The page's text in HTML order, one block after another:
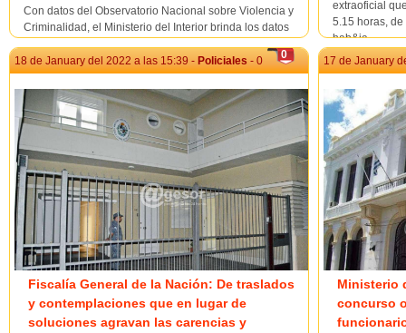
Con datos del Observatorio Nacional sobre Violencia y
Criminalidad, el Ministerio del Interior brinda los datos
doméstica y abigeatos entre el 1° de enero y el 31 de
diciembre del año pasado. El ministro del Interior, Luis
Alberto Heber, presentó las ci...
extraoficial
5.15 horas,
hab&ia...
0
18 de January del 2022 a las 15:39 - Policiales - 0
Fiscalía General de la Nación: De traslados
y contemplaciones que en lugar de
soluciones agravan las carencias y
17 de January
Ministerio
concurso